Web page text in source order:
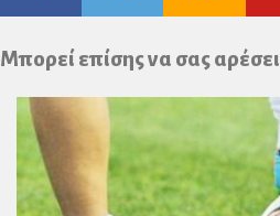
Plus
Μπορεί επίσης να σας αρέσει